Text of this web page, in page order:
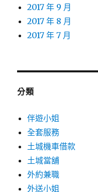
2017 年 9 月
2017 年 8 月
2017 年 7 月
分類
伴遊小姐
全套服務
土城機車借款
土城當舖
外約兼職
外送小姐